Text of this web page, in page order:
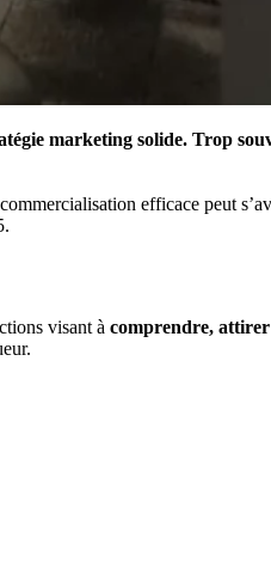
marketing solide. Trop
efficace peut
visant à comprendre, attirer